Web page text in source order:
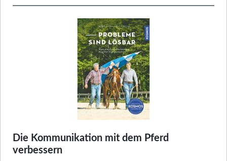
Die Kommunikation mit dem Pferd
verbessern